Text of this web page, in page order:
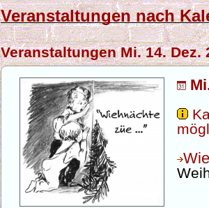
Veranstaltungen nach
Veranstaltungen Mi. 14. Dez.